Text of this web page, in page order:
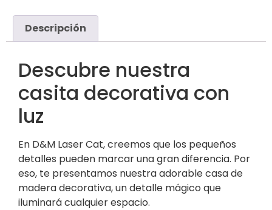
Descripción
Descubre nuestra
casita decorativa con
luz
En D&M Laser Cat, creemos que los pequeños
detalles pueden marcar una gran diferencia. Por
eso, te presentamos nuestra adorable casa de
madera decorativa, un detalle mágico que
iluminará cualquier espacio.